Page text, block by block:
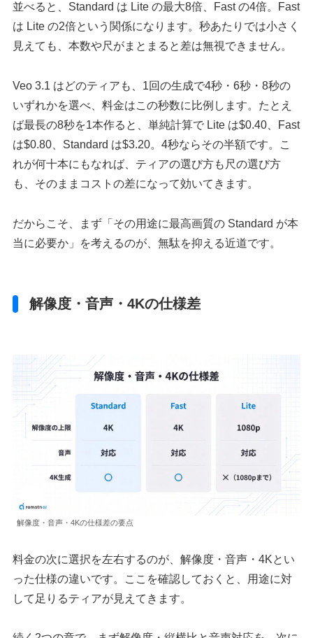
並べると、Standard は Lite の最大8倍、Fast の4倍。Fast
は Lite の2倍という関係になります。秒あたりでは小さく
見えても、本数や尺がまとまると差は無視できません。
Veo 3.1 はどのティアも、1回の生成で4秒・6秒・8秒の
いずれかを選べ、料金はこの秒数に比例します。たとえ
ば最長の8秒を1本作ると、単純計算で Lite は$0.40、Fast
は$0.80、Standard は$3.20。4秒ならその半額です。こ
れが何十本にもなれば、ティアの選び方も尺の選び方
も、そのままコストの差になって効いてきます。
だからこそ、まず「その用途に最高画質の Standard が本
当に必要か」を考えるのが、無駄を抑える近道です。
解像度・音声・4Kの仕様差
解像度・音声・4Kの仕様差の要点
料金の次に選択を左右するのが、解像度・音声・4Kとい
った仕様の違いです。ここを確認しておくと、用途に対
して足りるティアが見えてきます。